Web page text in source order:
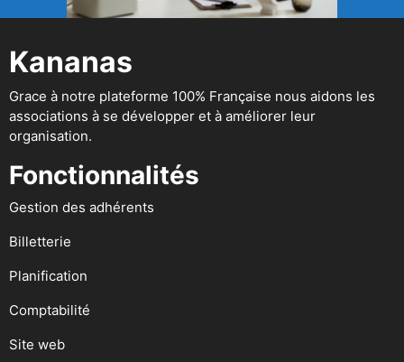
Kananas
Grace à notre plateforme 100% Française nous aidons les
associations à se développer et à améliorer leur
organisation.
Fonctionnalités
Gestion des adhérents
Billetterie
Planification
Comptabilité
Site web